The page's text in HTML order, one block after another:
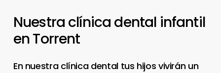
Nuestra clínica dental infantil
enTorrent
En nuestra clínica dental tus hijos vivirán un